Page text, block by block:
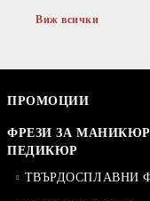
Виж всички
ПРОМОЦИИ
ФРЕЗИ ЗА
ПЕДИКЮР
ТВЪРДОСПЛАВНИ